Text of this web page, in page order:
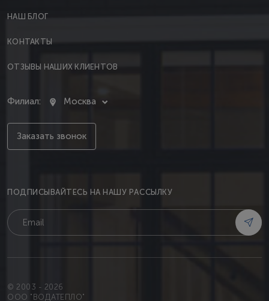
НАШ БЛОГ
КОНТАКТЫ
ОТЗЫВЫ НАШИХ КЛИЕНТОВ
Филиал: Москва
Заказать звонок
ПОДПИСЫВАЙТЕСЬ НА НАШУ РАССЫЛКУ
© 2003 - 2026
OOO "ВОДАТЕПЛО"